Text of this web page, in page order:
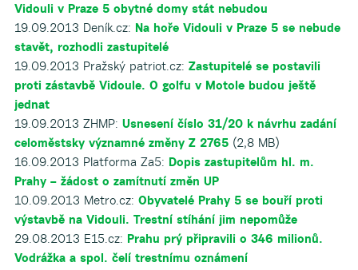
Vidouli v Praze 5 obytné domy stát nebudou
19.09.2013 Deník.cz: Na hoře Vidouli v Praze 5 se nebude
stavět, rozhodli zastupitelé
19.09.2013 Pražský patriot.cz: Zastupitelé se postavili
proti zástavbě Vidoule. O golfu v Motole budou ještě
jednat
19.09.2013 ZHMP: Usnesení číslo 31/20 k návrhu zadání
celoměstsky významné změny Z 2765(2,8 MB)
16.09.2013 Platforma Za5: Dopis zastupitelům hl. m.
Prahy – žádost o zamítnutí změn UP
10.09.2013 Metro.cz: Obyvatelé Prahy 5 se bouří proti
výstavbě na Vidouli. Trestní stíhání jim nepomůže
29.08.2013 E15.cz: Prahu prý připravili o 346 milionů.
Vodrážka a spol. čelí trestnímu oznámení